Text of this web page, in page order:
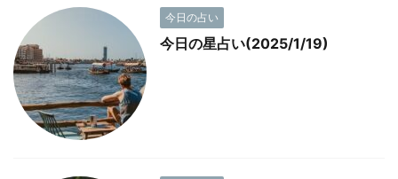
今日の占い
今日の星占い(2025/1/19)